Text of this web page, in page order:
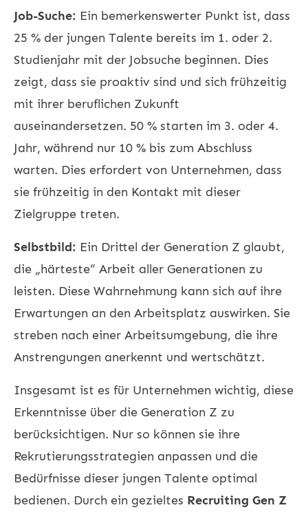
Job-Suche: Ein bemerkenswerter Punkt ist, dass
25 % der jungen Talente bereits im 1. oder 2.
Studienjahr mit der Jobsuche beginnen. Dies
zeigt, dass sie proaktiv sind und sich frühzeitig
mit ihrer beruflichen Zukunft
auseinandersetzen. 50 % starten im 3. oder 4.
Jahr, während nur 10 % bis zum Abschluss
warten. Dies erfordert von Unternehmen, dass
sie frühzeitig in den Kontakt mit dieser
Zielgruppe treten.
Selbstbild: Ein Drittel der Generation Z glaubt,
die „härteste“ Arbeit aller Generationen zu
leisten. Diese Wahrnehmung kann sich auf ihre
Erwartungen an den Arbeitsplatz auswirken. Sie
streben nach einer Arbeitsumgebung, die ihre
Anstrengungen anerkennt und wertschätzt.
Insgesamt ist es für Unternehmen wichtig, diese
Erkenntnisse über die Generation Z zu
berücksichtigen. Nur so können sie ihre
Rekrutierungsstrategien anpassen und die
Bedürfnisse dieser jungen Talente optimal
bedienen. Durch ein gezieltes Recruiting Gen Z